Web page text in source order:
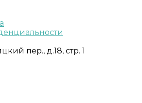
пер., д.18, стр. 1